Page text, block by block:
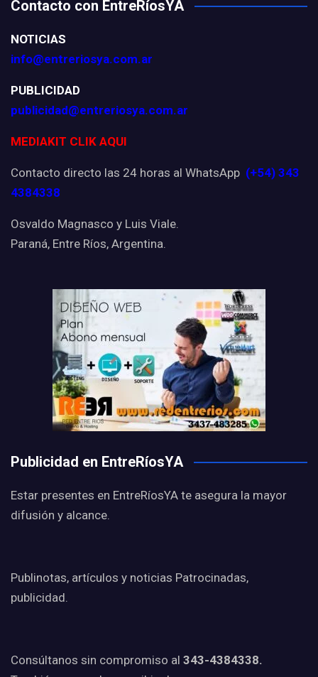
Contacto con EntreRíosYA
NOTICIAS
info@entreriosya.com.ar
PUBLICIDAD
publicidad@entreriosya.com.ar
MEDIAKIT CLIK AQUI
Contacto directo las 24 horas al WhatsApp (+54) 343
4384338
Osvaldo Magnasco y Luis Viale.
Paraná, Entre Ríos, Argentina.
Publicidad en EntreRíosYA
Estar presentes en EntreRíosYA te asegura la mayor
difusión y alcance.
Publinotas, artículos y noticias Patrocinadas,
publicidad.
Consúltanos sin compromiso al 343-4384338.